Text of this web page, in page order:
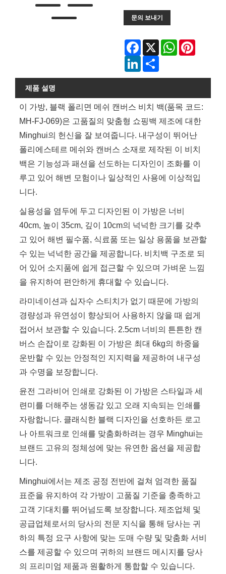
문의 보내기
Facebook
X WhatsApp
LinkedIn
제품 설명
이 가방, 블랙 폴리면 메쉬 캔버스 비치 백(품목 코드:
MH-FJ-069)은 고품질의 맞춤형 쇼핑백 제조에 대한
Minghui의 헌신을 잘 보여줍니다. 내구성이 뛰어난
폴리에스테르 메쉬와 캔버스 소재로 제작된 이 비치
백은 기능성과 패션을 선도하는 디자인이 조화를 이
루고 있어 해변 모험이나 일상적인 사용에 이상적입
니다.
실용성을 염두에 두고 디자인된 이 가방은 너비
40cm, 높이 35cm, 깊이 10cm의 넉넉한 크기를 갖추
고 있어 해변 필수품, 식료품 또는 일상 용품을 보관할
수 있는 넉넉한 공간을 제공합니다. 비치백 구조로 되
어 있어 소지품에 쉽게 접근할 수 있으며 가벼운 느낌
을 유지하여 편안하게 휴대할 수 있습니다.
라미네이션과 십자수 스티치가 없기 때문에 가방의
경량성과 유연성이 향상되어 사용하지 않을 때 쉽게
접어서 보관할 수 있습니다. 2.5cm 너비의 튼튼한 캔
버스 손잡이로 강화된 이 가방은 최대 6kg의 하중을
운반할 수 있는 안정적인 지지력을 제공하여 내구성
과 수명을 보장합니다.
윤전 그라비어 인쇄로 강화된 이 가방은 스타일과 세
련미를 더해주는 생동감 있고 오래 지속되는 인쇄를
자랑합니다. 클래식한 블랙 디자인을 선호하든 로고
나 아트워크로 인쇄를 맞춤화하려는 경우 Minghui는
브랜드 고유의 정체성에 맞는 유연한 옵션을 제공합
니다.
Minghui에서는 제조 공정 전반에 걸쳐 엄격한 품질
표준을 유지하여 각 가방이 고품질 기준을 충족하고
고객 기대치를 뛰어넘도록 보장합니다. 제조업체 및
공급업체로서의 당사의 전문 지식을 통해 당사는 귀
하의 특정 요구 사항에 맞는 도매 수량 및 맞춤화 서비
스를 제공할 수 있으며 귀하의 브랜드 메시지를 당사
의 프리미엄 제품과 원활하게 통합할 수 있습니다.